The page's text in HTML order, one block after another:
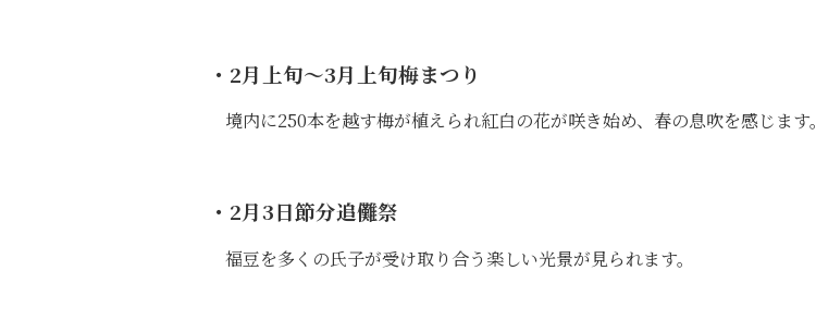
・2月上旬〜3月上旬梅まつり
境内に250本を越す梅が植えられ紅白の花が咲き始め、春の息吹を感じます。
・2月3日節分追儺祭
福豆を多くの氏子が受け取り合う楽しい光景が見られます。